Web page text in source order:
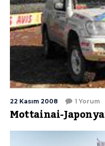
22 Kasım 2008 1 Yorum
Mottainai-